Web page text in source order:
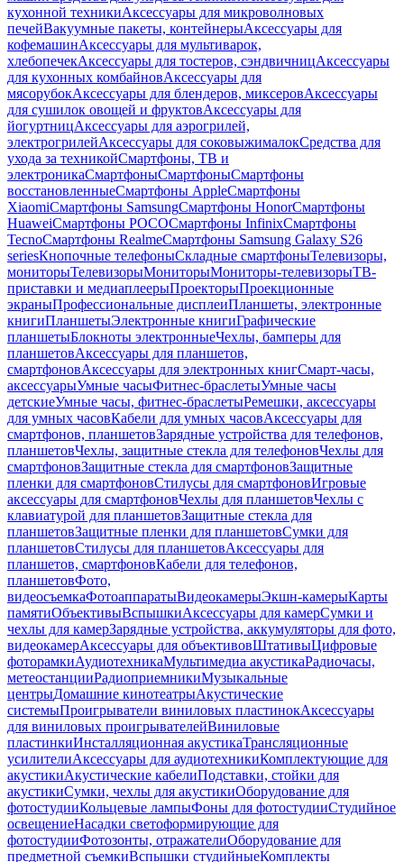
кухонной техникиАксессуары для микроволновых
печейВакуумные пакеты, контейнерыАксессуары для
кофемашинАксессуары для мультиварок,
хлебопечекАксессуары для тостеров, сэндвичницАксессуары
для кухонных комбайновАксессуары для
мясорубокАксессуары для блендеров, миксеровАксессуары
для сушилок овощей и фруктовАксессуары для
йогуртницАксессуары для аэрогрилей,
электрогрилейАксессуары для соковыжималокСредства для
ухода за техникойСмартфоны, ТВ и
электроникаСмартфоныСмартфоныСмартфоны
восстановленныеСмартфоны AppleСмартфоны
XiaomiСмартфоны SamsungСмартфоны HonorСмартфоны
HuaweiСмартфоны POCOСмартфоны InfinixСмартфоны
TecnoСмартфоны RealmeСмартфоны Samsung Galaxy S26
seriesКнопочные телефоныСкладные смартфоныТелевизоры,
мониторыТелевизорыМониторыМониторы-телевизорыТВ-
приставки и медиаплеерыПроекторыПроекционные
экраныПрофессиональные дисплеиПланшеты, электронные
книгиПланшетыЭлектронные книгиГрафические
планшетыБлокноты электронныеЧехлы, бамперы для
планшетовАксессуары для планшетов,
смартфоновАксессуары для электронных книгСмарт-часы,
аксессуарыУмные часыФитнес-браслетыУмные часы
детскиеУмные часы, фитнес-браслетыРемешки, аксессуары
для умных часовКабели для умных часовАксессуары для
смартфонов, планшетовЗарядные устройства для телефонов,
планшетовЧехлы, защитные стекла для телефоновЧехлы для
смартфоновЗащитные стекла для смартфоновЗащитные
пленки для смартфоновСтилусы для смартфоновИгровые
аксессуары для смартфоновЧехлы для планшетовЧехлы с
клавиатурой для планшетовЗащитные стекла для
планшетовЗащитные пленки для планшетовСумки для
планшетовСтилусы для планшетовАксессуары для
планшетов, смартфоновКабели для телефонов,
планшетовФото,
видеосъемкаФотоаппаратыВидеокамерыЭкшн-камерыКарты
памятиОбъективыВспышкиАксессуары для камерСумки и
чехлы для камерЗарядные устройства, аккумуляторы для фото,
видеокамерАксессуары для объективовШтативыЦифровые
фоторамкиАудиотехникаМультимедиа акустикаРадиочасы,
метеостанцииРадиоприемникиМузыкальные
центрыДомашние кинотеатрыАкустические
системыПроигрыватели виниловых пластинокАксессуары
для виниловых проигрывателейВиниловые
пластинкиИнсталляционная акустикаТрансляционные
усилителиАксессуары для аудиотехникиКомплектующие для
акустикиАкустические кабелиПодставки, стойки для
акустикиСумки, чехлы для акустикиОборудование для
фотостудииКольцевые лампыФоны для фотостудииСтудийное
освещениеНасадки светоформирующие для
фотостудииФотозонты, отражателиОборудование для
предметной съемкиВспышки студийныеКомплекты